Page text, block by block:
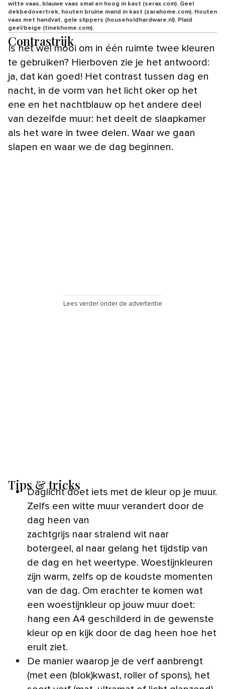
witte vaas, blauwe vaas smal en hoog in kast (serax.com). Geel
dekbedovertrek, houten bruine mand in kast (zarahome.com). Houten
vaas met handvat, gele slippers (householdhardware.nl). Plaid
geel/beige (tinekhome.com).
Contrastrijk
Is het wel mooi om in één ruimte twee kleuren
te gebruiken? Hierboven zie je het antwoord:
ja, dat kan goed! Het contrast tussen dag en
nacht, in de vorm van het licht oker op het
ene en het nachtblauw op het andere deel
van dezelfde muur: het deelt de slaapkamer
als het ware in twee delen. Waar we gaan
slapen en waar we de dag beginnen.
Lees verder onder de advertentie
Tips & tricks
Daglicht doet iets met de kleur op je muur.
Zelfs een witte muur verandert door de
dag heen van
zachtgrijs naar stralend wit naar
botergeel, al naar gelang het tijdstip van
de dag en het weertype. Woestijnkleuren
zijn warm, zelfs op de koudste momenten
van de dag. Om erachter te komen wat
een woestijnkleur op jouw muur doet:
hang een A4 geschilderd in de gewenste
kleur op en kijk door de dag heen hoe het
eruit ziet.
De manier waarop je de verf aanbrengt
(met een (blok)kwast, roller of spons), het